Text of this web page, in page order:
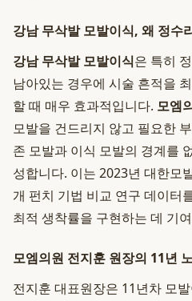
강남 무삭발 모발이식, 왜 정수
강남 무삭발 모발이식은 특히
남아있는 경우에 시술 흔적을
할 때 매우 효과적입니다. 모엠
모발을 건드리지 않고 필요한
존 모발과 이식 모발의 경계를
성합니다. 이는 2023년 대한모
개 펀치 기법 비교 연구 데이터
최적 생착률을 구현하는 데 기
모엠의원 전지훈 원장의 11년
전지훈 대표원장은 11년차 모